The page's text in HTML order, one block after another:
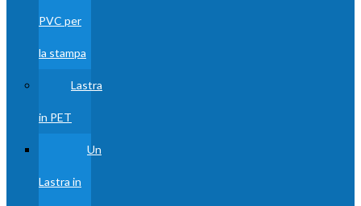
PVC per
la stampa
Lastra
in PET
Un
Lastra in